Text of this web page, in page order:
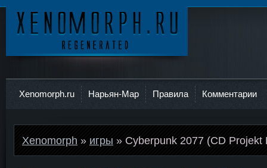
Xenomorph.ru Нарьян-Мар Правила Комментарии
Xenomorph » игры » Cyberpunk 2077 (CD Projekt